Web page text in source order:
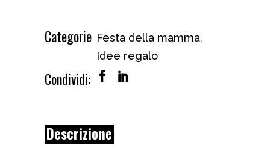
Categorie Festa della mamma,
Idee regalo
Condividi:
Descrizione